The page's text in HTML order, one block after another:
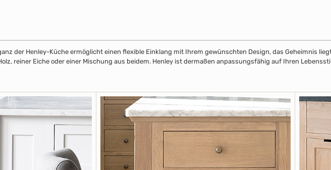
der Henley-Küche ermöglicht einen flexible Einklang mit Ihrem gewünschten Design, das Geheimnis
reiner Eiche oder einer Mischung aus beidem. Henley ist dermaßen anpassungsfähig auf Ihren